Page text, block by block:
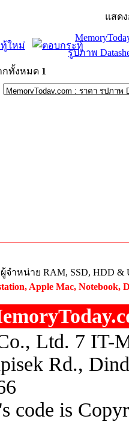
แสด
รูปภาพ
กทั้งหมด 1
ผู้จำหน่าย RAM, SSD, HDD &
Apple Mac, Notebook,
Ltd. 7 IT-
Rd.,
code is